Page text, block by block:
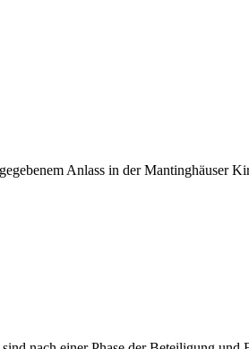
Anlass in der Mantinghäuser